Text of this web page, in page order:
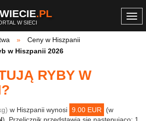
.PL
W SIECI
Ceny w Hiszpanii
w Hiszpanii 2026
RYBY W
w Hiszpanii wynosi 9.00 EUR
(w